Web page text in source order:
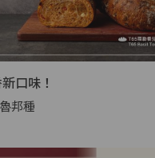
口味！
邦種